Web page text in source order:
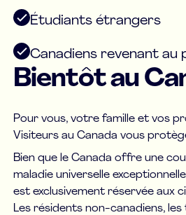
Étudiants étrangers
Canadiens revenant au
Bientôt au
Pour vous, votre famille et vos
Visiteurs au Canada vous
Bien que le Canada offre une
maladie universelle
est exclusivement réservée aux
Les résidents non-canadiens,